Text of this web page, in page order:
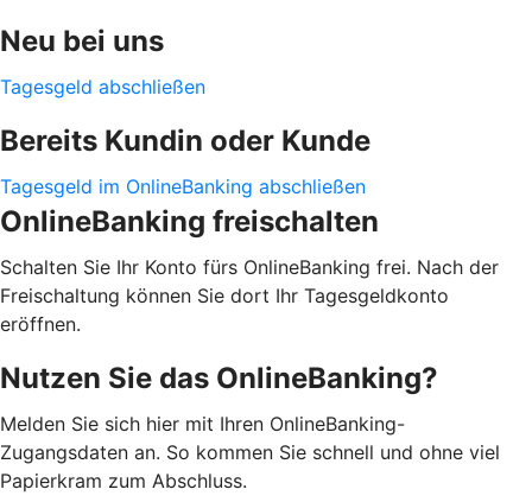
Neu bei uns
Tagesgeld abschließen
Bereits Kundin oder Kunde
Tagesgeld im OnlineBanking abschließen
OnlineBanking freischalten
Schalten Sie Ihr Konto fürs OnlineBanking frei. Nach der
Freischaltung können Sie dort Ihr Tagesgeldkonto
eröffnen.
Nutzen Sie das OnlineBanking?
Melden Sie sich hier mit Ihren OnlineBanking-
Zugangsdaten an. So kommen Sie schnell und ohne viel
Papierkram zum Abschluss.